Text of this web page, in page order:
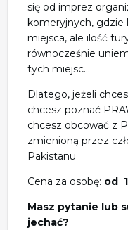
się od imprez
komeryjnych, gdzie
miejsca, ale ilość
równocześnie
tych miejsc...
Dlatego, jeżeli
chcesz poznać
chcesz obcować z
zmienioną przez
Pakistanu
Cena za osobę: od
Masz pytanie lub
jechać?